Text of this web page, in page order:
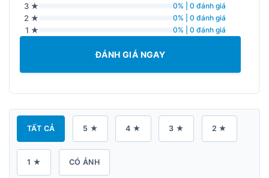
3 ★ 0% | 0 đánh giá
2 ★ 0% | 0 đánh giá
1 ★ 0% | 0 đánh giá
ĐÁNH GIÁ NGAY
TẤT CẢ 5 ★ 4 ★ 3 ★ 2 ★
1 ★ CÓ ẢNH